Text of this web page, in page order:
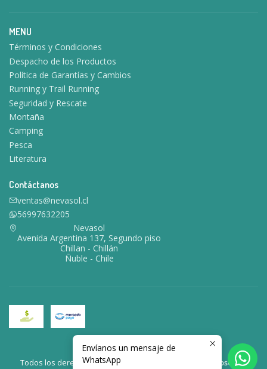
MENU
Términos y Condiciones
Despacho de los Productos
Política de Garantías y Cambios
Running y Trail Running
Seguridad y Rescate
Montaña
Camping
Pesca
Literatura
Contáctanos
ventas@nevasol.cl
56997632205
Nevasol
Avenida Argentina 137, Segundo piso
Chillan - Chillán
Ñuble - Chile
2026 Nevasol.
Todos los derechos reservados.
Desarrollado por Jumpseller.
Envíanos un mensaje de
WhatsApp